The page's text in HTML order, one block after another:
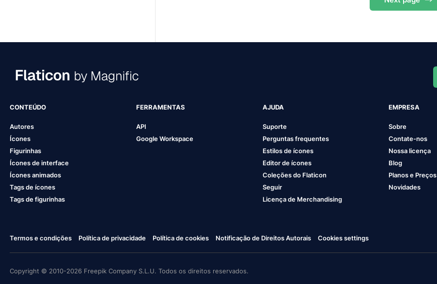
CONTEÚDO
Autores
Ícones
Figurinhas
Ícones de interface
Ícones animados
Tags de ícones
Tags de figurinhas
FERRAMENTAS
API
Google Workspace
AJUDA
Suporte
Perguntas frequentes
Estilos de ícones
Editor de ícones
Coleções do Flaticon
Seguir
Licença de Merchandising
EMPRESA
Sobre
Contate-nos
Nossa licença
Blog
Planos e Preços
Novidades
Termos e condições Política de privacidade Política de cookies Notificação de Direitos Autorais Cookies settings
Copyright © 2010-2026 Freepik Company S.L.U. Todos os direitos reservados.